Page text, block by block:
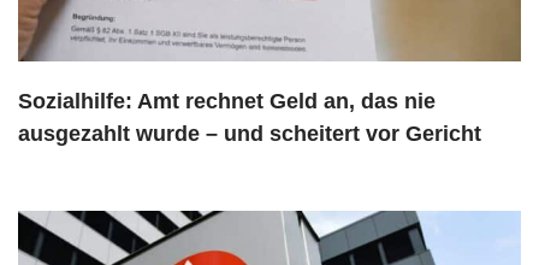
Sozialhilfe: Amt rechnet Geld an, das nie
ausgezahlt wurde – und scheitert vor Gericht